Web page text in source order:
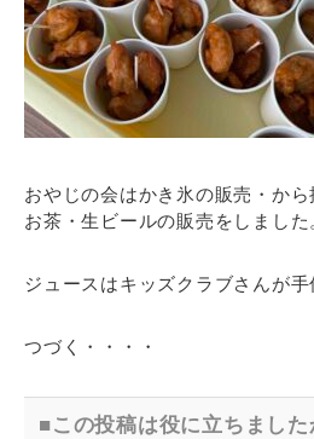
おやじの会はかき氷の販売・か
お茶・生ビールの販売をしました
ジュースはキッズクラブさんが手
つづく・・・・
この投稿は役に立ちました